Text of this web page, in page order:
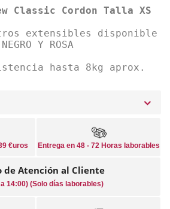
Classic Cordon Talla XS
extensibles disponible
Y ROSA
hasta 8kg aprox.
€uros Entrega en 48 - 72 Horas laborables
de Atención al Cliente
a 14:00) (Solo días laborables)